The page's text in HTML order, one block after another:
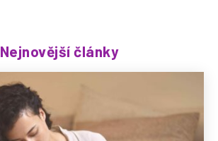
Nejnovější články